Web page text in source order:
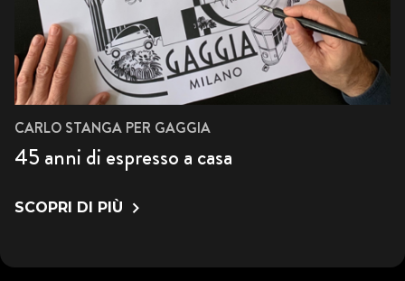
CARLO STANGA PER GAGGIA
45 anni di espresso a casa
SCOPRI DI PIÙ